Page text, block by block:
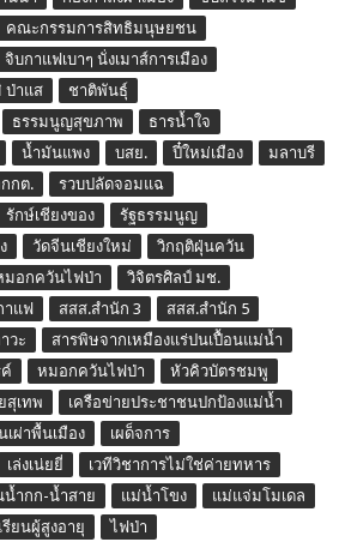
คณะกรรมการสิทธิมนุษยชน
จิบกาแฟเบาๆ นั่งเมาส์การเมือง
ป่าแส
ชาติพันธุ์
ธรรมนูญสุขภาพ
ธารน้ำใจ
น้ำมันแพง บสย. ปี๋ใหม่เมือง
มลาบรี
กต.
รวบปลัดจอมแฉ
รักษ์เชียงของ
รัฐธรรมนูญ
วัดจีนเชียงใหม่
วิกฤติฝุ่นควัน
มอกควันไฟป่า
วิจิตรศิลป์ มช.
าแฟ สสส.สำนัก 3
สสส.สำนัก 5
วะ
สารพิษจากเหมืองแร่ปนเปื้อนแม่น้ำ
หมอกควันไฟป่า
หัวคิวบัตรชมพู
สุเทพ
เครือข่ายประชาชนปกป้องแม่น้ำ
ผ่าพื้นเมือง
เผด็จการ
เล่งเน่ยยี่
เวทีวิชาการไม่ใช่ค่ายทหาร
น้ำกก-น้ำสาย แม่น้ำโขง
แม่แจ่มโมเดล
รียนผู้สูงอายุ ไฟป่า